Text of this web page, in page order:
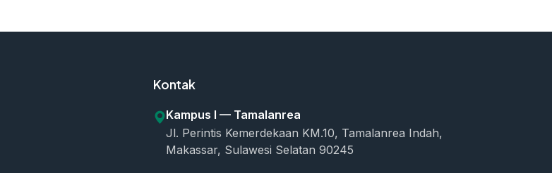
Kontak
Kampus I — Tamalanrea
Jl. Perintis Kemerdekaan KM.10, Tamalanrea Indah,
Makassar, Sulawesi Selatan 90245